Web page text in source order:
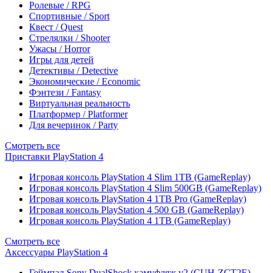
Ролевые / RPG
Спортивные / Sport
Квест / Quest
Стрелялки / Shooter
Ужасы / Horror
Игры для детей
Детективы / Detective
Экономические / Economic
Фэнтези / Fantasy
Виртуальная реальность
Платформер / Platformer
Для вечеринок / Party
Смотреть все
Приставки PlayStation 4
Игровая консоль PlayStation 4 Slim 1TB (GameReplay)
Игровая консоль PlayStation 4 Slim 500GB (GameReplay)
Игровая консоль PlayStation 4 1TB Pro (GameReplay)
Игровая консоль PlayStation 4 500 GB (GameReplay)
Игровая консоль PlayStation 4 1TB (GameReplay)
Смотреть все
Аксессуары PlayStation 4